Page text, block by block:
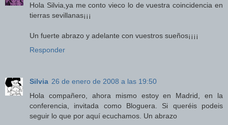
Hola Silvia,ya me conto vieco lo de vuestra coincidencia en
tierras sevillanas¡¡¡
Un fuerte abrazo y adelante con vuestros sueños¡¡¡¡
Responder
Silvia 26 de enero de 2008 a las 19:50
Hola compañero, ahora mismo estoy en Madrid, en la
conferencia, invitada como Bloguera. Si queréis podeis
seguir lo que por aquí ecuchamos. Un abrazo